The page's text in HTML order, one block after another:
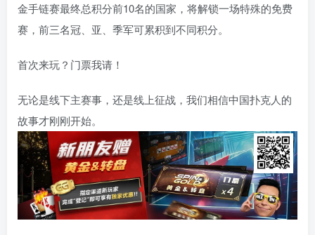
金手链赛最终总积分前10名的国家，将解锁一场特殊的免费
赛，前三名冠、亚、季军可累积到不同积分。
首次来玩？门票我请！
无论是线下主赛事，还是线上征战，我们相信中国扑克人的
故事才刚刚开始。